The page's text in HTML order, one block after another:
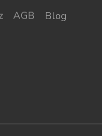
AGB
Blog